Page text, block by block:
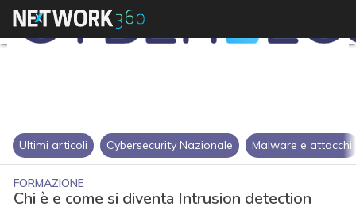
Ultimi articoli Cybersecurity Nazionale Malware e attacchi
FORMAZIONE
Chi è e come si diventa Intrusion detection